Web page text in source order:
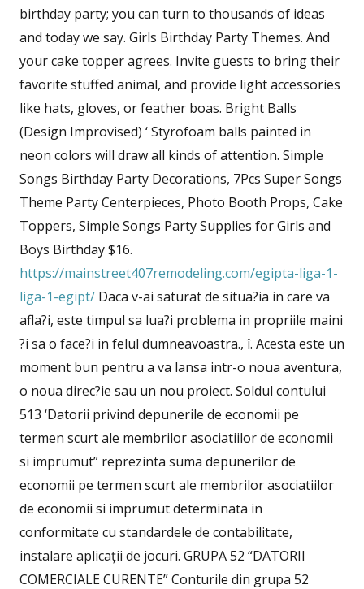
birthday party; you can turn to thousands of ideas
and today we say. Girls Birthday Party Themes. And
your cake topper agrees. Invite guests to bring their
favorite stuffed animal, and provide light accessories
like hats, gloves, or feather boas. Bright Balls
(Design Improvised) ‘ Styrofoam balls painted in
neon colors will draw all kinds of attention. Simple
Songs Birthday Party Decorations, 7Pcs Super Songs
Theme Party Centerpieces, Photo Booth Props, Cake
Toppers, Simple Songs Party Supplies for Girls and
Boys Birthday $16.
https://mainstreet407remodeling.com/egipta-liga-1-
liga-1-egipt/ Daca v-ai saturat de situa?ia in care va
afla?i, este timpul sa lua?i problema in propriile maini
?i sa o face?i in felul dumneavoastra., î. Acesta este un
moment bun pentru a va lansa intr-o noua aventura,
o noua direc?ie sau un nou proiect. Soldul contului
513 ‘Datorii privind depunerile de economii pe
termen scurt ale membrilor asociatiilor de economii
si imprumut” reprezinta suma depunerilor de
economii pe termen scurt ale membrilor asociatiilor
de economii si imprumut determinata in
conformitate cu standardele de contabilitate,
instalare aplicații de jocuri. GRUPA 52 “DATORII
COMERCIALE CURENTE” Conturile din grupa 52